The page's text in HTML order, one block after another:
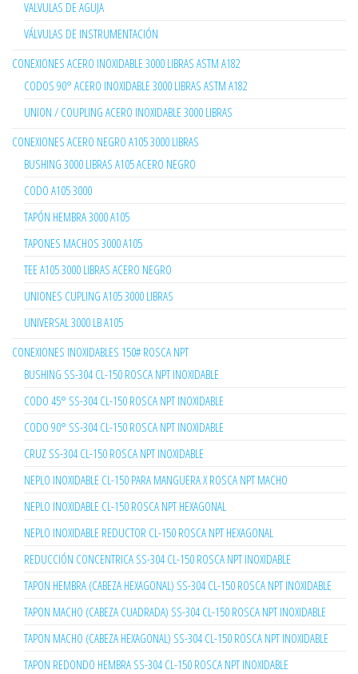
VALVULAS DE AGUJA
VÁLVULAS DE INSTRUMENTACIÓN
CONEXIONES ACERO INOXIDABLE 3000 LIBRAS ASTM A182
CODOS 90° ACERO INOXIDABLE 3000 LIBRAS ASTM A182
UNION / COUPLING ACERO INOXIDABLE 3000 LIBRAS
CONEXIONES ACERO NEGRO A105 3000 LIBRAS
BUSHING 3000 LIBRAS A105 ACERO NEGRO
CODO A105 3000
TAPÓN HEMBRA 3000 A105
TAPONES MACHOS 3000 A105
TEE A105 3000 LIBRAS ACERO NEGRO
UNIONES CUPLING A105 3000 LIBRAS
UNIVERSAL 3000 LB A105
CONEXIONES INOXIDABLES 150# ROSCA NPT
BUSHING SS-304 CL-150 ROSCA NPT INOXIDABLE
CODO 45° SS-304 CL-150 ROSCA NPT INOXIDABLE
CODO 90° SS-304 CL-150 ROSCA NPT INOXIDABLE
CRUZ SS-304 CL-150 ROSCA NPT INOXIDABLE
NEPLO INOXIDABLE CL-150 PARA MANGUERA X ROSCA NPT MACHO
NEPLO INOXIDABLE CL-150 ROSCA NPT HEXAGONAL
NEPLO INOXIDABLE REDUCTOR CL-150 ROSCA NPT HEXAGONAL
REDUCCIÓN CONCENTRICA SS-304 CL-150 ROSCA NPT INOXIDABLE
TAPON HEMBRA (CABEZA HEXAGONAL) SS-304 CL-150 ROSCA NPT INOXIDABLE
TAPON MACHO (CABEZA CUADRADA) SS-304 CL-150 ROSCA NPT INOXIDABLE
TAPON MACHO (CABEZA HEXAGONAL) SS-304 CL-150 ROSCA NPT INOXIDABLE
TAPON REDONDO HEMBRA SS-304 CL-150 ROSCA NPT INOXIDABLE